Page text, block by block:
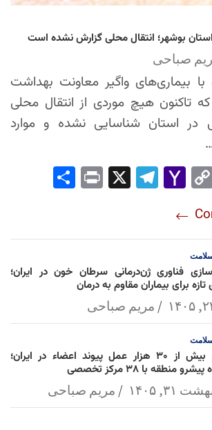
بوشهر؛ انتقال محلی گزارش نشده است
صباحی
با بیماری‌های واگیر معاونت بهداشت
تاکنون هیچ موردی از انتقال محلی
در استان شناسایی نشده و موارد
Wh
Co
Lin
k
Yah
l
Tel
Pri
فناوری ژن‌درمانی سرطان خون در ایران؛
تازه برای بیماران مقاوم به درمان
مریم صباحی
انجام بیش از ۳۰ هزار عمل پیوند اعضاء در ایران؛
منطقه با ۳۸ مرکز تخصصی
۳۱, ۱۴۰۵ مریم صباحی